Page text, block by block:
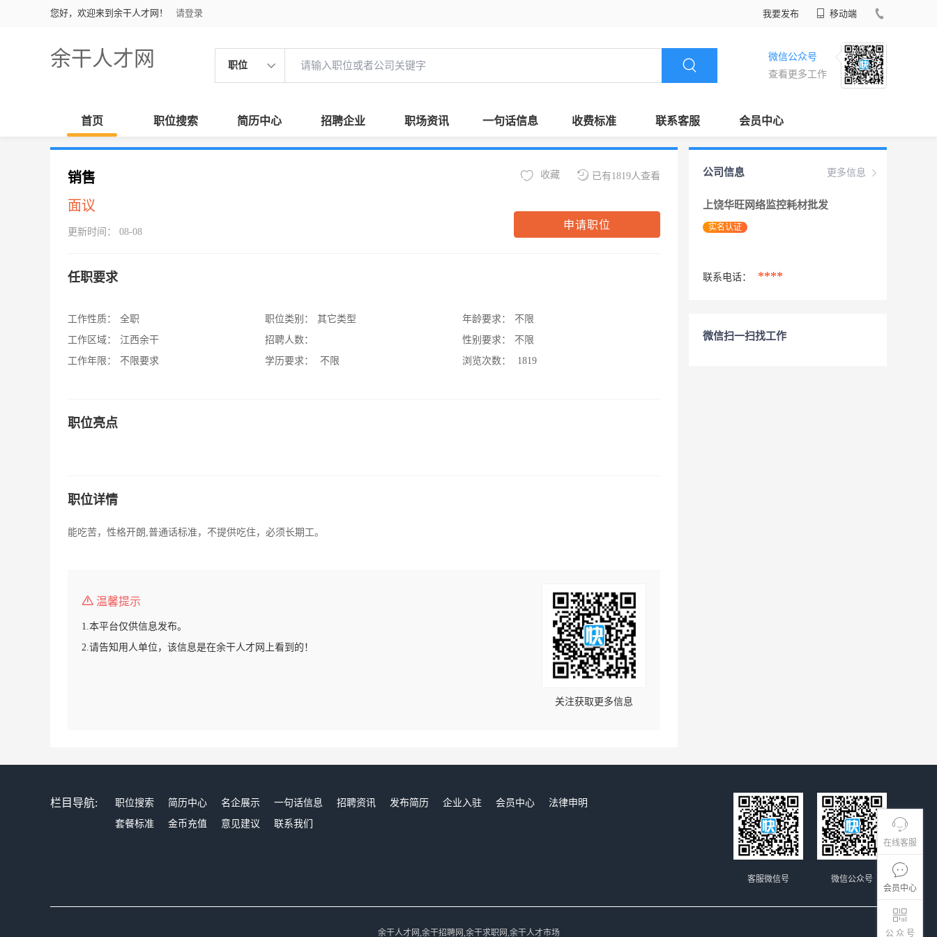
您好，欢迎来到余干人才网！ 请登录 我要发布 移动端
余干人才网 职位
微信公众号
查看更多工作
首页 职位搜索 简历中心 招聘企业 职场资讯 一句话信息 收费标准 联系客服 会员中心
在线客服
会员中心
公 众 号
销售
面议
更新时间： 08-08
已有1819人查看
收藏
申请职位
任职要求
工作性质：
全职
工作区域：
江西余干
工作年限：
不限要求
职位类别：
其它类型
招聘人数：
学历要求：
不限
年龄要求：
不限
性别要求：
不限
浏览次数：
1819
职位亮点
职位详情
能吃苦，性格开朗,普通话标准，不提供吃住，必须长期工。
温馨提示
1.本平台仅供信息发布。
2.请告知用人单位，该信息是在余干人才网上看到的！
关注获取更多信息
更多信息
公司信息
上饶华旺网络监控耗材批发
实名认证
联系电话： ****
微信扫一扫找工作
栏目导航: 职位搜索 简历中心 名企展示 一句话信息 招聘资讯 发布简历 企业入驻 会员中心
法律申明
套餐标准
金币充值 意见建议 联系我们
微信公众号
客服微信号
余干人才网,余干招聘网,余干求职网,余干人才市场